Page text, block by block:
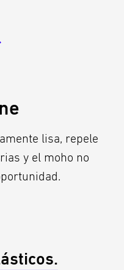
lisa, repele
y el moho no